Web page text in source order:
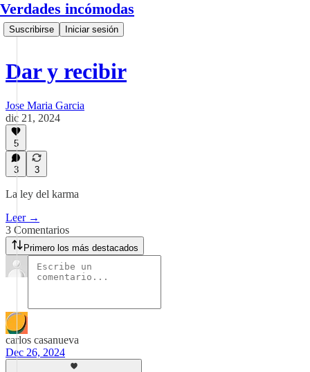
Verdades incómodas
Suscribirse Iniciar sesión
Dar y recibir
Jose Maria Garcia
dic 21, 2024
5
3 3
La ley del karma
Leer →
3 Comentarios
Primero los más destacados
carlos casanueva
Dec 26, 2024